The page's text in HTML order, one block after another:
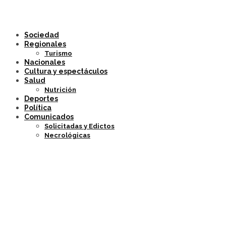
Sociedad
Regionales
Turismo
Nacionales
Cultura y espectáculos
Salud
Nutrición
Deportes
Política
Comunicados
Solicitadas y Edictos
Necrológicas